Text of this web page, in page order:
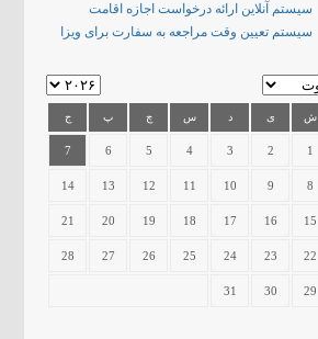
سیستم آنلاین ارائه درخواست اجازه اقامت
سیستم تعیین وقت مراجعه به سفارت برای ویزا
ش ی د س چ پ ج
1
2
3
4
5
6
7
8
9
10
11
12
13
14
15
16
17
18
19
20
21
22
23
24
25
26
27
28
29
30
31